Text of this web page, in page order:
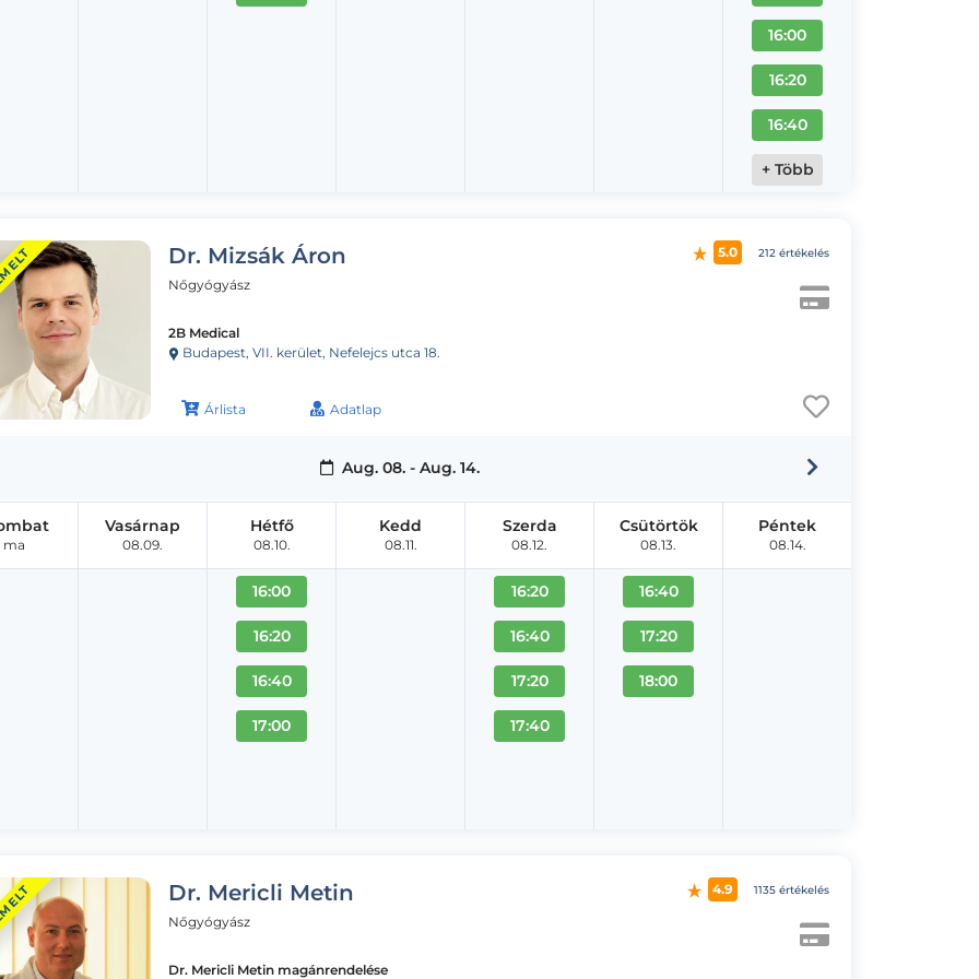
16:00
16:20
16:40
+ Több
Dr. Mizsák Áron
Nőgyógyász
2B Medical
Budapest, VII. kerület, Nefelejcs utca 18.
Árlista Adatlap
5.0 212 értékelés
Aug. 08. - Aug. 14.
ma
Vasárnap
08.09.
Hétfő
08.10.
16:00
16:20
16:40
17:00
Kedd
08.11.
Szerda
08.12.
16:20
16:40
17:20
17:40
Csütörtök
08.13.
16:40
17:20
18:00
Péntek
08.14.
Dr. Mericli Metin
Nőgyógyász
Dr. Mericli Metin magánrendelése
4.9 1135 értékelés